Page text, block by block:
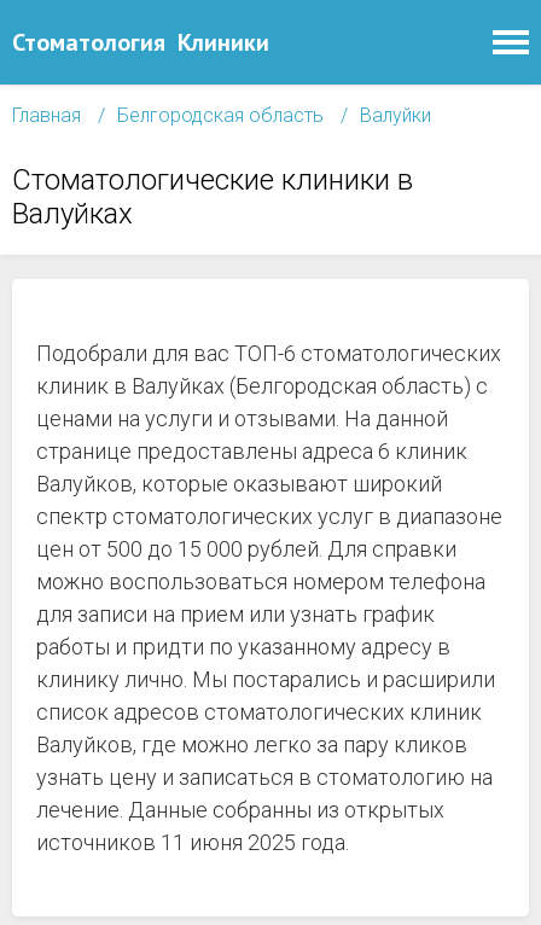
Стоматология Клиники
Главная Белгородская область Валуйки
Стоматологические клиники в
Валуйках
Подобрали для вас ТОП-6 стоматологических
клиник в Валуйках (Белгородская область) с
ценами на услуги и отзывами. На данной
странице предоставлены адреса 6 клиник
Валуйков, которые оказывают широкий
спектр стоматологических услуг в диапазоне
цен от 500 до 15 000 рублей. Для справки
можно воспользоваться номером телефона
для записи на прием или узнать график
работы и придти по указанному адресу в
клинику лично. Мы постарались и расширили
список адресов стоматологических клиник
Валуйков, где можно легко за пару кликов
узнать цену и записаться в стоматологию на
лечение. Данные собранны из открытых
источников 11 июня 2025 года.